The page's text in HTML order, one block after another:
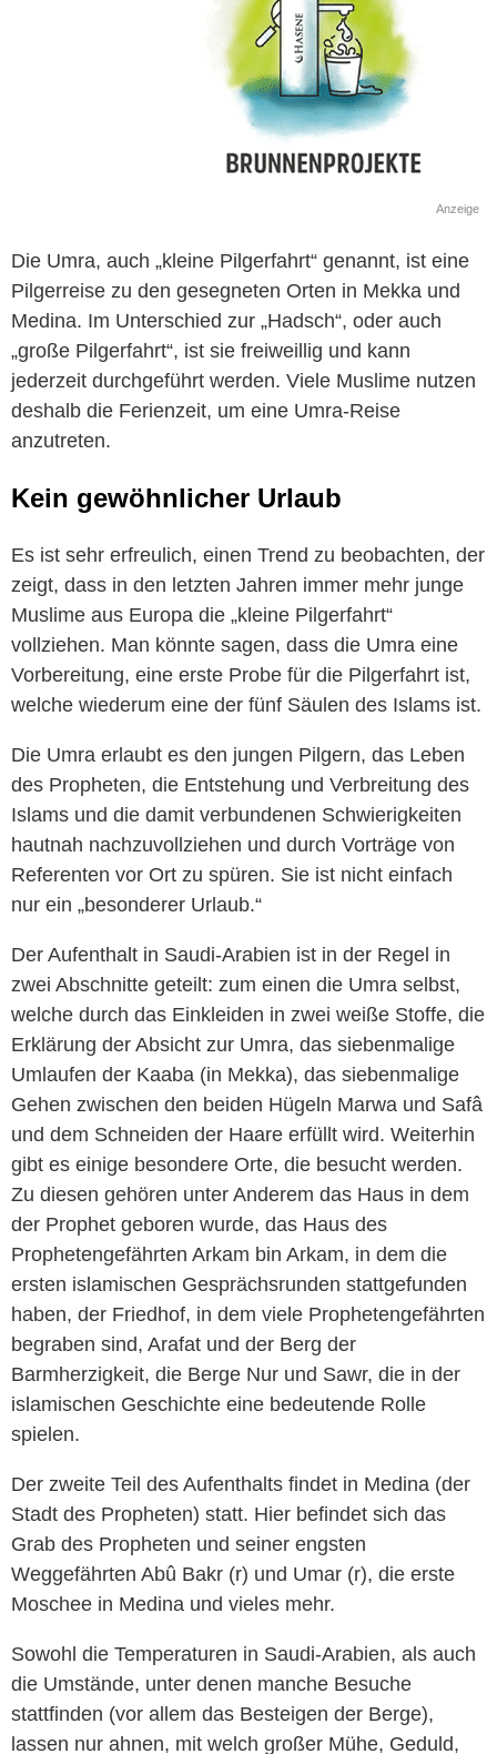
Anzeige
Die Umra, auch „kleine Pilgerfahrt“ genannt, ist eine
Pilgerreise zu den gesegneten Orten in Mekka und
Medina. Im Unterschied zur „Hadsch“, oder auch
„große Pilgerfahrt“, ist sie freiweillig und kann
jederzeit durchgeführt werden. Viele Muslime nutzen
deshalb die Ferienzeit, um eine Umra-Reise
anzutreten.
Kein gewöhnlicher Urlaub
Es ist sehr erfreulich, einen Trend zu beobachten, der
zeigt, dass in den letzten Jahren immer mehr junge
Muslime aus Europa die „kleine Pilgerfahrt“
vollziehen. Man könnte sagen, dass die Umra eine
Vorbereitung, eine erste Probe für die Pilgerfahrt ist,
welche wiederum eine der fünf Säulen des Islams ist.
Die Umra erlaubt es den jungen Pilgern, das Leben
des Propheten, die Entstehung und Verbreitung des
Islams und die damit verbundenen Schwierigkeiten
hautnah nachzuvollziehen und durch Vorträge von
Referenten vor Ort zu spüren. Sie ist nicht einfach
nur ein „besonderer Urlaub.“
Der Aufenthalt in Saudi-Arabien ist in der Regel in
zwei Abschnitte geteilt: zum einen die Umra selbst,
welche durch das Einkleiden in zwei weiße Stoffe, die
Erklärung der Absicht zur Umra, das siebenmalige
Umlaufen der Kaaba (in Mekka), das siebenmalige
Gehen zwischen den beiden Hügeln Marwa und Safâ
und dem Schneiden der Haare erfüllt wird. Weiterhin
gibt es einige besondere Orte, die besucht werden.
Zu diesen gehören unter Anderem das Haus in dem
der Prophet geboren wurde, das Haus des
Prophetengefährten Arkam bin Arkam, in dem die
ersten islamischen Gesprächsrunden stattgefunden
haben, der Friedhof, in dem viele Prophetengefährten
begraben sind, Arafat und der Berg der
Barmherzigkeit, die Berge Nur und Sawr, die in der
islamischen Geschichte eine bedeutende Rolle
spielen.
Der zweite Teil des Aufenthalts findet in Medina (der
Stadt des Propheten) statt. Hier befindet sich das
Grab des Propheten und seiner engsten
Weggefährten Abû Bakr (r) und Umar (r), die erste
Moschee in Medina und vieles mehr.
Sowohl die Temperaturen in Saudi-Arabien, als auch
die Umstände, unter denen manche Besuche
stattfinden (vor allem das Besteigen der Berge),
lassen nur ahnen, mit welch großer Mühe, Geduld,